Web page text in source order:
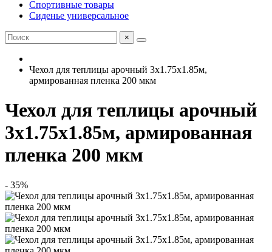
Спортивные товары
Сиденье универсальное
×
Чехол для теплицы арочный 3х1.75х1.85м,
армированная пленка 200 мкм
Чехол для теплицы арочный
3х1.75х1.85м, армированная
пленка 200 мкм
- 35%